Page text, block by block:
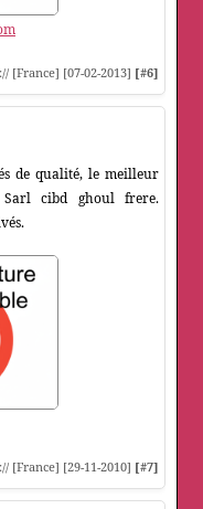
:// [France] [07-02-2013] [#6]
de qualité, le meilleur
cibd ghoul frere.
:// [France] [29-11-2010] [#7]